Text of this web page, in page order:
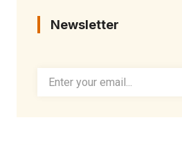
Newsletter